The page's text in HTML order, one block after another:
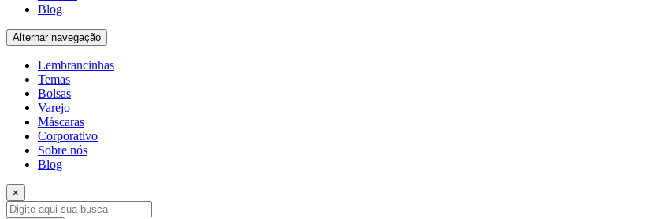
Blog
Alternar navegação
Lembrancinhas
Temas
Bolsas
Varejo
Máscaras
Corporativo
Sobre nós
Blog
×